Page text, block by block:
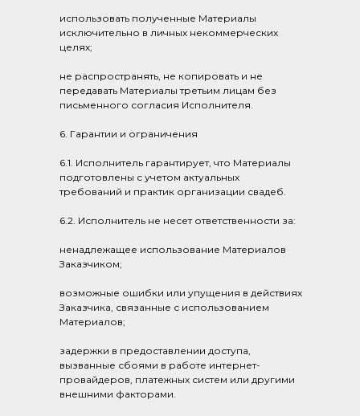
использовать полученные Материалы
исключительно в личных некоммерческих
целях;
не распространять, не копировать и не
передавать Материалы третьим лицам без
письменного согласия Исполнителя.
6. Гарантии и ограничения
6.1. Исполнитель гарантирует, что Материалы
подготовлены с учетом актуальных
требований и практик организации свадеб.
6.2. Исполнитель не несет ответственности за:
ненадлежащее использование Материалов
Заказчиком;
возможные ошибки или упущения в действиях
Заказчика, связанные с использованием
Материалов;
задержки в предоставлении доступа,
вызванные сбоями в работе интернет-
провайдеров, платежных систем или другими
внешними факторами.